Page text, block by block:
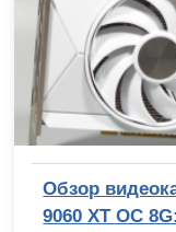
Обзор
9060 XT OC